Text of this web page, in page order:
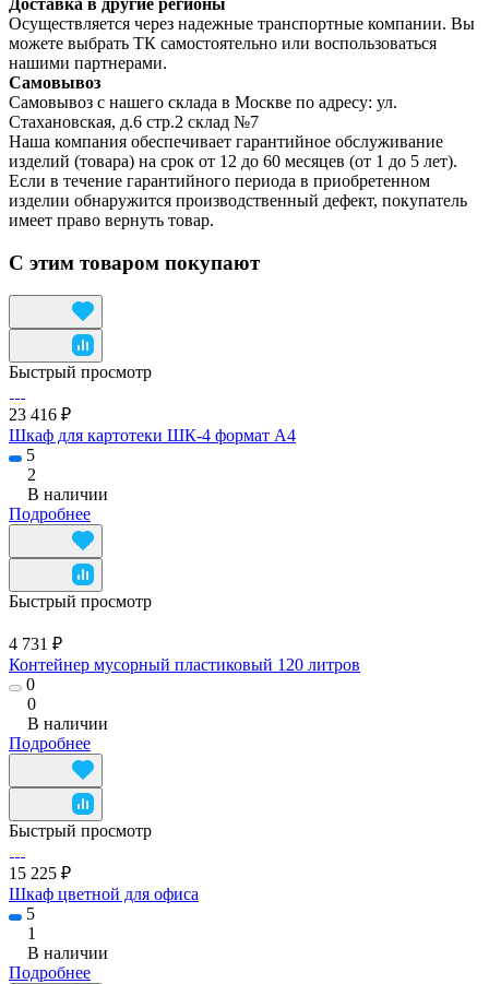
Осуществляется через надежные транспортные компании. Вы
можете выбрать ТК самостоятельно или воспользоваться
нашими партнерами.
Самовывоз
Самовывоз с нашего склада в Москве по адресу: ул.
Стахановская, д.6 стр.2 склад №7
Наша компания обеспечивает гарантийное обслуживание
изделий (товара) на срок от 12 до 60 месяцев (от 1 до 5 лет).
Если в течение гарантийного периода в приобретенном
изделии обнаружится производственный дефект, покупатель
имеет право вернуть товар.
С этим товаром покупают
Быстрый просмотр
23 416 ₽
Шкаф для картотеки ШК-4 формат А4
5
2
В наличии
Подробнее
Быстрый просмотр
4 731 ₽
Контейнер мусорный пластиковый 120 литров
0
0
В наличии
Подробнее
Быстрый просмотр
15 225 ₽
Шкаф цветной для офиса
5
1
В наличии
Подробнее